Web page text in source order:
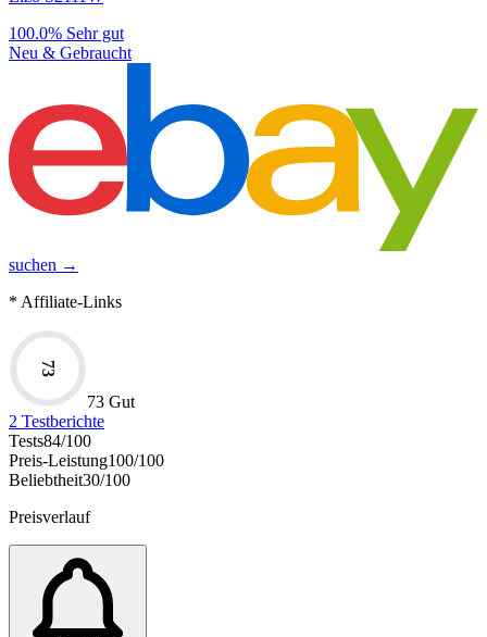
100.0% Sehr gut
Neu & Gebraucht
suchen →
* Affiliate-Links
73
73 Gut
2 Testberichte
Tests84/100
Preis-Leistung100/100
Beliebtheit30/100
Preisverlauf